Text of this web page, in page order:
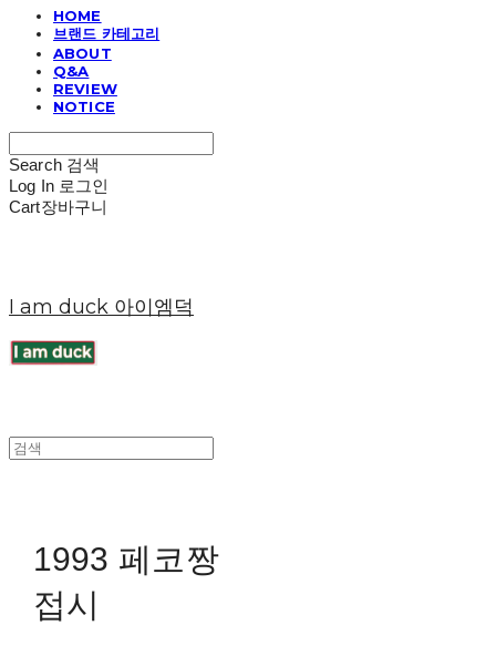
HOME
브랜드 카테고리
ABOUT
Q&A
REVIEW
NOTICE
Search 검색
Log In 로그인
Cart장바구니
I am duck 아이엠덕
1993 페코짱
접시